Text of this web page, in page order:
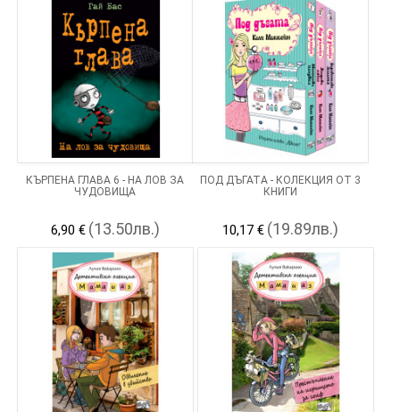
КЪРПЕНА ГЛАВА 6 - НА ЛОВ ЗА
ЧУДОВИЩА
6,90 € (13.50лв.)
ПОД ДЪГАТА - КОЛЕКЦИЯ ОТ 3
КНИГИ
10,17 € (19.89лв.)